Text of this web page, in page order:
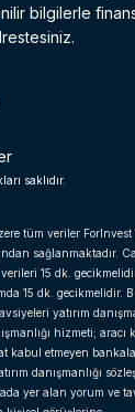
bilgilerle
saklıdır.
tüm veriler ForInvest
sağlanmaktadır.
15 dk.
15 dk. gecikmelidir.
yatırım
hizmeti; aracı
kabul etmeyen
danışmanlığı
yer alan yorum ve